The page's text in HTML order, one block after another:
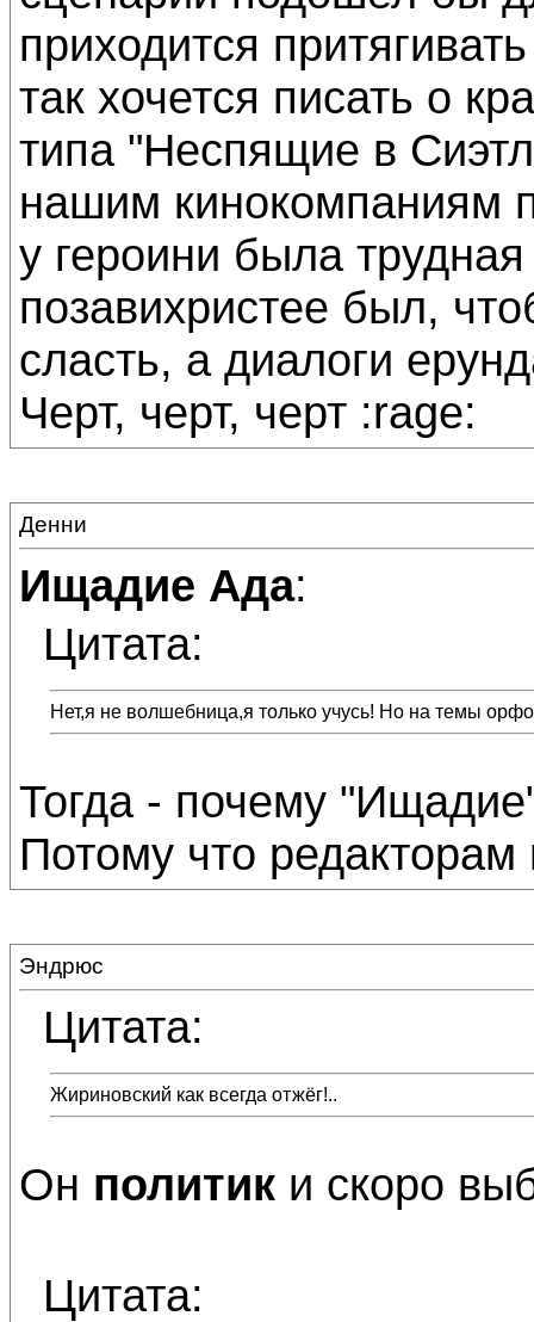
приходится
так хочется писать о
типа "Неспящие в
нашим кинокомпаниям
у героини была
позавихристее был,
сласть, а диалоги
Черт, черт, черт :rage:
Денни
Ищадие Ада:
Цитата:
Нет,я не волшебница,я только учусь! Но на темы
Тогда - почему
Потому что
Эндрюс
Цитата:
Жириновский как всегда отжёг!..
Он политик и скоро
Цитата: